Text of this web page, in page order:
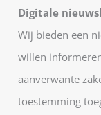
Digitale
Wij bieden een
willen
aanverwante
toestemming